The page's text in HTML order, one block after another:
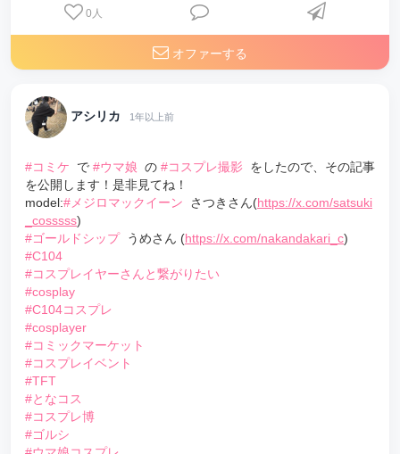
0 人
オファーする
アシリカ 1年以上前
#コミケ で #ウマ娘 の #コスプレ撮影 をしたので、その記事
を公開します！是非見てね！
model:#メジロマックイーン さつきさん(https://x.com/satsuki
_cosssss)
#ゴールドシップ
うめさん (https://x.com/nakandakari_c)
#C104
#コスプレイヤーさんと繋がりたい
#cosplay
#C104コスプレ
#cosplayer
#コミックマーケット
#コスプレイベント
#TFT
#となコス
#コスプレ博
#ゴルシ